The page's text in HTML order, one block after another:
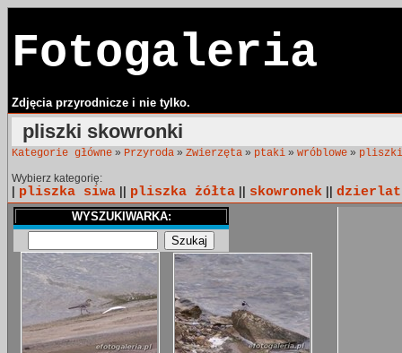
Fotogaleria
Zdjęcia przyrodnicze i nie tylko.
pliszki skowronki
Kategorie główne » Przyroda » Zwierzęta » ptaki » wróblowe » pliszki
Wybierz kategorię:
pliszka siwa pliszka żółta skowronek
WYSZUKIWARKA: